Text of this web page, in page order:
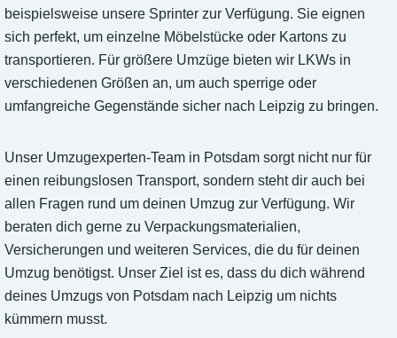
beispielsweise unsere Sprinter zur Verfügung. Sie eignen
sich perfekt, um einzelne Möbelstücke oder Kartons zu
transportieren. Für größere Umzüge bieten wir LKWs in
verschiedenen Größen an, um auch sperrige oder
umfangreiche Gegenstände sicher nach Leipzig zu bringen.
Unser Umzugexperten-Team in Potsdam sorgt nicht nur für
einen reibungslosen Transport, sondern steht dir auch bei
allen Fragen rund um deinen Umzug zur Verfügung. Wir
beraten dich gerne zu Verpackungsmaterialien,
Versicherungen und weiteren Services, die du für deinen
Umzug benötigst. Unser Ziel ist es, dass du dich während
deines Umzugs von Potsdam nach Leipzig um nichts
kümmern musst.